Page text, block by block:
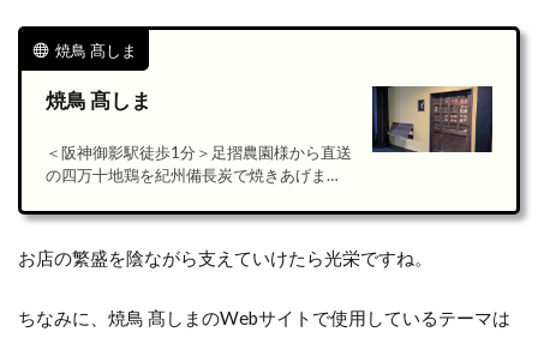
焼鳥 髙しま
焼鳥 髙しま
＜阪神御影駅徒歩1分＞足摺農園様から直送
の四万十地鶏を紀州備長炭で焼きあげま
お店の繁盛を陰ながら支えていけたら光栄ですね。
ちなみに、焼鳥 髙しまのWebサイトで使用しているテーマは